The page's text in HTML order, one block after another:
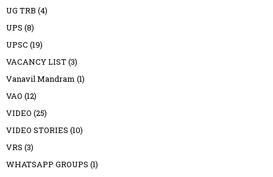
UG TRB (4)
UPS (8)
UPSC (19)
VACANCY LIST(3)
Vanavil Mandram (1)
VAO (12)
VIDEO (25)
VIDEO STORIES (10)
VRS (3)
WHATSAPP GROUPS (1)